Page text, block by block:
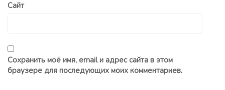
Сайт
Сохранить моё имя, email и адрес сайта в этом
браузере для последующих моих комментариев.